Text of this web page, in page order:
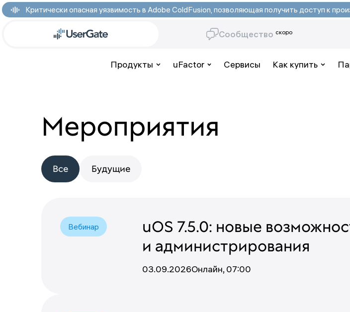
Критически опасная уязвимость в Adobe ColdFusion, позволяющая получить доступ к
Сообщество скоро
Продукты uFactor Сервисы Как купить
Мероприятия
Все Будущие
Вебинар
uOS 7.5.0: новые
и администрирования
03.09.2026Онлайн, 07:00